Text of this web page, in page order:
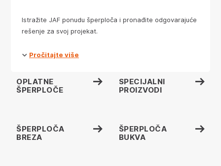
Istražite JAF ponudu šperploča i pronađite odgovarajuće
rešenje za svoj projekat.
Pročitajte više
OPLATNE
ŠPERPLOČE
SPECIJALNI
PROIZVODI
ŠPERPLOČA
BREZA
ŠPERPLOČA
BUKVA